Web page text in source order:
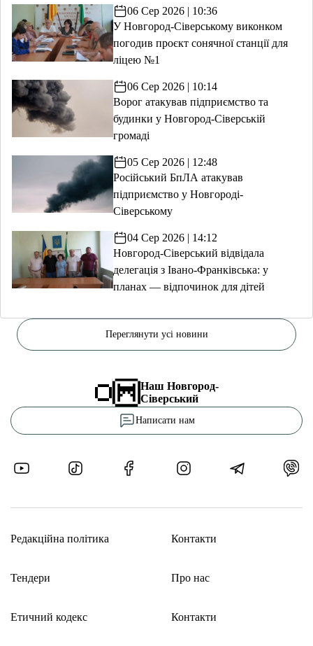
06 Сер 2026 | 10:36
У Новгород-Сіверському виконком
погодив проєкт сонячної станції для
ліцею №1
06 Сер 2026 | 10:14
Ворог атакував підприємство та
будинки у Новгород-Сіверській
громаді
05 Сер 2026 | 12:48
Російський БпЛА атакував
підприємство у Новгороді-
Сіверському
04 Сер 2026 | 14:12
Новгород-Сіверський відвідала
делегація з Івано-Франківська: у
планах — відпочинок для дітей
Переглянути усі новини
Наш Новгород-
Сіверський
Написати нам
Редакційна політика
Тендери
Етичний кодекс
Контакти
Про нас
Контакти